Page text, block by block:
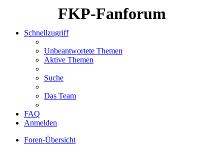
FKP-Fanforum
Schnellzugriff
Unbeantwortete Themen
Aktive Themen
Suche
Das Team
FAQ
Anmelden
Foren-Übersicht